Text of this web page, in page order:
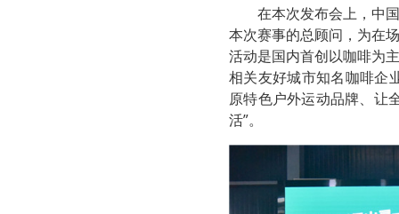
在本次发布会上，中
本次赛事的总顾问，为在
活动是国内首创以咖啡为
相关友好城市知名咖啡企
原特色户外运动品牌、让
活”。